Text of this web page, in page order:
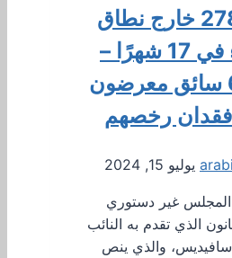
278.586 خارج نطاق
القضاء في 17 شهرًا –
6000 سائق معرضون
رخصهم
يوليو 15, 2024
المجلس غير دستوري
الذي تقدم به النائب
سافيديس، والذي ينص